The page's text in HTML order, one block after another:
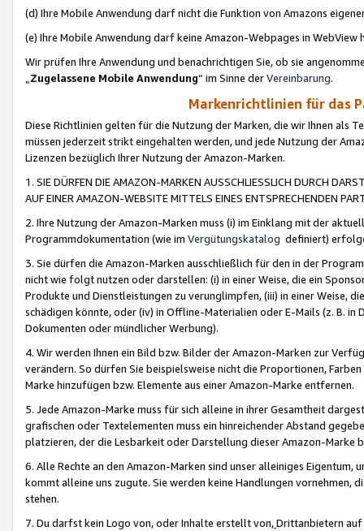
(d) Ihre Mobile Anwendung darf nicht die Funktion von Amazons
(e) Ihre Mobile Anwendung darf keine Amazon-Webpages in WebView
Wir prüfen Ihre Anwendung und benachrichtigen Sie, ob sie
„Zugelassene Mobile Anwendung“ im Sinne derVereinbarung.
Markenrichtlinien für das
Diese Richtlinien gelten für die Nutzung der Marken, die wir Ihnen als
müssen jederzeit strikt eingehalten werden, und jede Nutzung der
Lizenzen bezüglich Ihrer Nutzung der Amazon-Marken.
1. SIE DÜRFEN DIE AMAZON-MARKEN AUSSCHLIESSLICH DURCH
AUF EINER AMAZON-WEBSITE MITTELS EINES ENTSPRECHENDEN
2. Ihre Nutzung der Amazon-Marken muss (i) im Einklang mit der
Programmdokumentation (wie im Vergütungskatalog definiert)
3. Sie dürfen die Amazon-Marken ausschließlich für den in der
nicht wie folgt nutzen oder darstellen: (i) in einer Weise, die ein
Produkte und Dienstleistungen zu verunglimpfen, (iii) in einer Weise,
schädigen könnte, oder (iv) in Offline-Materialien oder E-Mails (z. B. in
Dokumenten oder mündlicher Werbung).
4. Wir werden Ihnen ein Bild bzw. Bilder der Amazon-Marken zur
verändern. So dürfen Sie beispielsweise nicht die Proportionen,
Marke hinzufügen bzw. Elemente aus einer Amazon-Marke entfernen.
5. Jede Amazon-Marke muss für sich alleine in ihrer Gesamtheit
grafischen oder Textelementen muss ein hinreichender Abstand
platzieren, der die Lesbarkeit oder Darstellung dieser Amazon-Marke
6. Alle Rechte an den Amazon-Marken sind unser alleiniges
kommt alleine uns zugute. Sie werden keine Handlungen vornehmen,
stehen.
7. Du darfst kein Logo von, oder Inhalte erstellt von,Drittanbietern auf